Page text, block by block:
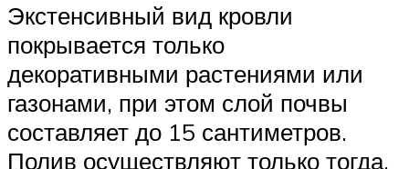
Экстенсивный вид кровли
покрывается только
декоративными растениями или
газонами, при этом слой почвы
составляет до 15 сантиметров.
Полив осуществляют только тогда,